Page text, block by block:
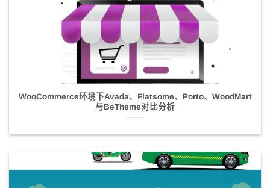
WooCommerce环境下Avada、Flatsome、Porto、WoodMart
与BeTheme对比分析